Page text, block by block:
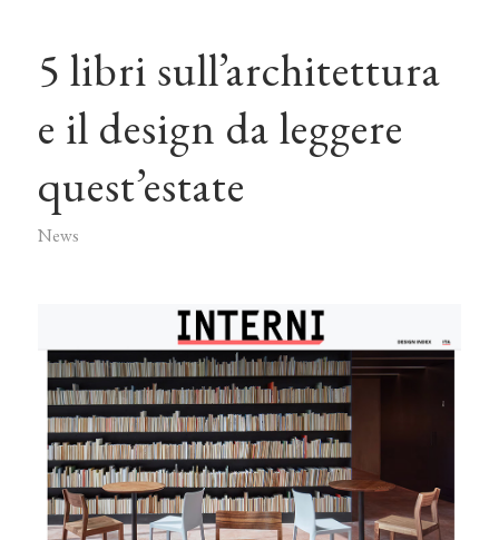
5 libri sull’architettura
e il design da leggere
quest’estate
News